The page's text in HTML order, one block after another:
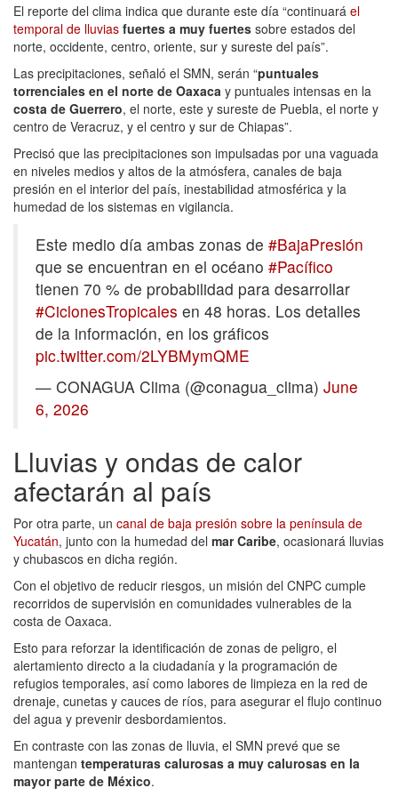
El reporte del clima indica que durante este día “continuará el
temporal de lluvias fuertes a muy fuertes sobre estados del
norte, occidente, centro, oriente, sur y sureste del país”.
Las precipitaciones, señaló el SMN, serán “puntuales
torrenciales en el norte de Oaxaca y puntuales intensas en la
costa de Guerrero, el norte, este y sureste de Puebla, el norte y
centro de Veracruz, y el centro y sur de Chiapas”.
Precisó que las precipitaciones son impulsadas por una vaguada
en niveles medios y altos de la atmósfera, canales de baja
presión en el interior del país, inestabilidad atmosférica y la
humedad de los sistemas en vigilancia.
Este medio día ambas zonas de #BajaPresión
que se encuentran en el océano #Pacífico
tienen 70 % de probabilidad para desarrollar
#CiclonesTropicales en 48 horas. Los detalles
de la información, en los gráficos
pic.twitter.com/2LYBMymQME
— CONAGUA Clima (@conagua_clima) June
6, 2026
Lluvias y ondas de calor
afectarán al país
Por otra parte, un canal de baja presión sobre la península de
Yucatán, junto con la humedad del mar Caribe, ocasionará lluvias
y chubascos en dicha región.
Con el objetivo de reducir riesgos, un misión del CNPC cumple
recorridos de supervisión en comunidades vulnerables de la
costa de Oaxaca.
Esto para reforzar la identificación de zonas de peligro, el
alertamiento directo a la ciudadanía y la programación de
refugios temporales, así como labores de limpieza en la red de
drenaje, cunetas y cauces de ríos, para asegurar el flujo continuo
del agua y prevenir desbordamientos.
En contraste con las zonas de lluvia, el SMN prevé que se
mantengan temperaturas calurosas a muy calurosas en la
mayor parte de México.